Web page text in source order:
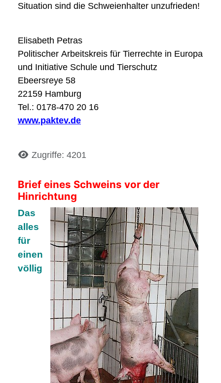
Situation sind die Schweienhalter unzufrieden!
Elisabeth
Politischer Arbeitskreis für Tierrechte in Europa
und Initiative Schule und Tierschutz
Ebeersreye 58
22159 Hamburg
Tel.: 0178-470 20 16
www.paktev.de
DetailsZugriffe: 4201
Brief eines Schweins vor der
Hinrichtung
Das
alles
für
einen
völlig